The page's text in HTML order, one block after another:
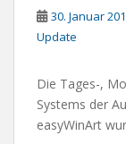
30. Januar
Update
Die Tages-,
Systems der
easyWinArt